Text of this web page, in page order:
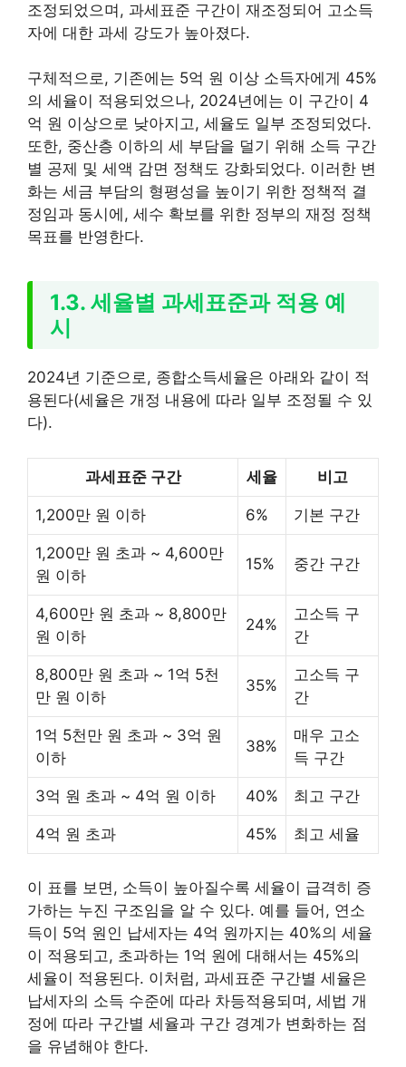
조정되었으며, 과세표준 구간이 재조정되어 고소득
자에 대한 과세 강도가 높아졌다.
구체적으로, 기존에는 5억 원 이상 소득자에게 45%
의 세율이 적용되었으나, 2024년에는 이 구간이 4
억 원 이상으로 낮아지고, 세율도 일부 조정되었다.
또한, 중산층 이하의 세 부담을 덜기 위해 소득 구간
별 공제 및 세액 감면 정책도 강화되었다. 이러한 변
화는 세금 부담의 형평성을 높이기 위한 정책적 결
정임과 동시에, 세수 확보를 위한 정부의 재정 정책
목표를 반영한다.
1.3. 세율별 과세표준과 적용 예
시
2024년 기준으로, 종합소득세율은 아래와 같이 적
용된다(세율은 개정 내용에 따라 일부 조정될 수 있
다).
과세표준 구간 세율 비고
1,200만 원 이하 6% 기본 구간
1,200만 원 초과 ~ 4,600만
원 이하
15% 중간 구간
4,600만 원 초과 ~ 8,800만
원 이하
24%
고소득 구
간
8,800만 원 초과 ~ 1억 5천
만 원 이하
35%
고소득 구
간
1억 5천만 원 초과 ~ 3억 원
이하
38%
매우 고소
득 구간
3억 원 초과 ~ 4억 원 이하 40% 최고 구간
4억 원 초과 45% 최고 세율
이 표를 보면, 소득이 높아질수록 세율이 급격히 증
가하는 누진 구조임을 알 수 있다. 예를 들어, 연소
득이 5억 원인 납세자는 4억 원까지는 40%의 세율
이 적용되고, 초과하는 1억 원에 대해서는 45%의
세율이 적용된다. 이처럼, 과세표준 구간별 세율은
납세자의 소득 수준에 따라 차등적용되며, 세법 개
정에 따라 구간별 세율과 구간 경계가 변화하는 점
을 유념해야 한다.